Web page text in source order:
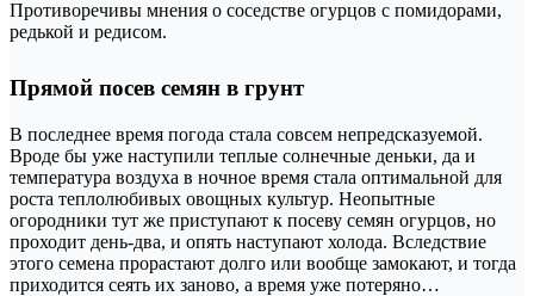
Противоречивы мнения о соседстве огурцов с помидорами,
редькой и редисом.
Прямой посев семян в грунт
В последнее время погода стала совсем непредсказуемой.
Вроде бы уже наступили теплые солнечные деньки, да и
температура воздуха в ночное время стала оптимальной для
роста теплолюбивых овощных культур. Неопытные
огородники тут же приступают к посеву семян огурцов, но
проходит день-два, и опять наступают холода. Вследствие
этого семена прорастают долго или вообще замокают, и тогда
приходится сеять их заново, а время уже потеряно…